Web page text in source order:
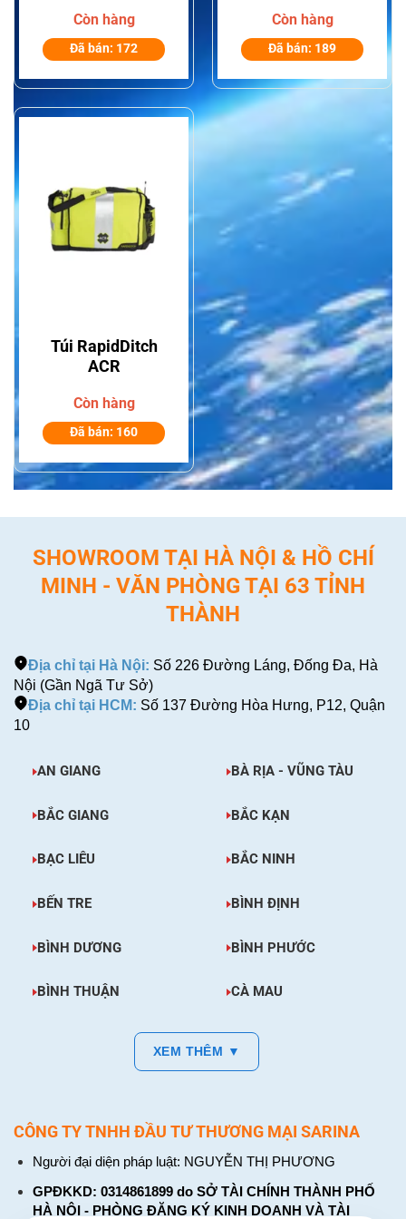
Trên Biển ACR
AISLink
Còn hàng
Đã bán: 172
Tracker Packer –
SPOT Gen3 / ACR
Còn hàng
Đã bán: 189
Túi RapidDitch
ACR
Còn hàng
Đã bán: 160
SHOWROOM TẠI HÀ NỘI & HỒ CHÍ
MINH - VĂN PHÒNG TẠI 63 TỈNH
THÀNH
Địa chỉ tại Hà Nội: Số 226 Đường Láng, Đống Đa, Hà
Nội (Gần Ngã Tư Sở)
Địa chỉ tại HCM: Số 137 Đường Hòa Hưng, P12, Quận
10
AN GIANG BÀ RỊA - VŨNG TÀU
BẮC GIANG BẮC KẠN
BẠC LIÊU BẮC NINH
BẾN TRE BÌNH ĐỊNH
BÌNH DƯƠNG BÌNH PHƯỚC
BÌNH THUẬN CÀ MAU
XEM THÊM ▼
CÔNG TY TNHH ĐẦU TƯ THƯƠNG MẠI SARINA
Người đại diện pháp luật: NGUYỄN THỊ PHƯƠNG
GPĐKKD: 0314861899 do SỞ TÀI CHÍNH THÀNH PHỐ
HÀ NỘI - PHÒNG ĐĂNG KÝ KINH DOANH VÀ TÀI